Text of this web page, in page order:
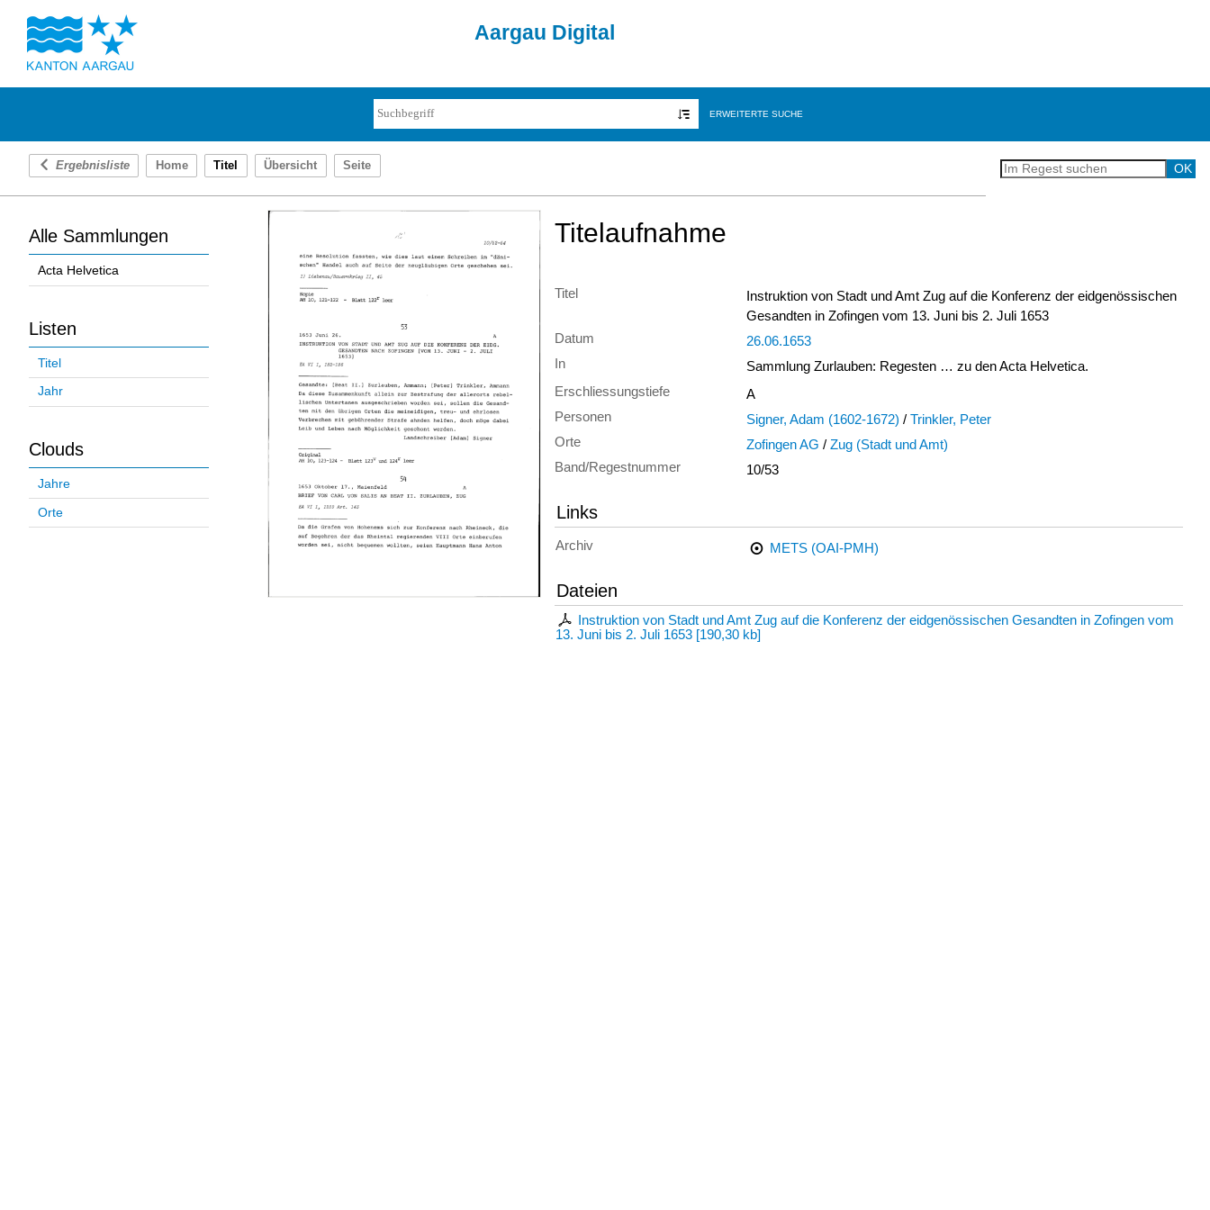
Aargau Digital
ERWEITERTE SUCHE
Ergebnisliste Home Titel Übersicht Seite
Alle Sammlungen
Acta Helvetica
Listen
Titel
Jahr
Clouds
Jahre
Orte
Titelaufnahme
Titel
Instruktion von Stadt und Amt Zug auf die Konferenz der eidgenössischen
Gesandten in Zofingen vom 13. Juni bis 2. Juli 1653
Datum
26.06.1653
In
Sammlung Zurlauben: Regesten … zu den Acta Helvetica.
Erschliessungstiefe
A
Personen
Signer, Adam (1602-1672) / Trinkler, Peter
Orte
Zofingen AG / Zug (Stadt und Amt)
Band/Regestnummer
10/53
Links
Archiv METS (OAI-PMH)
Dateien
Instruktion von Stadt und Amt Zug auf die Konferenz der eidgenössischen Gesandten in Zofingen vom
13. Juni bis 2. Juli 1653 [190,30 kb]